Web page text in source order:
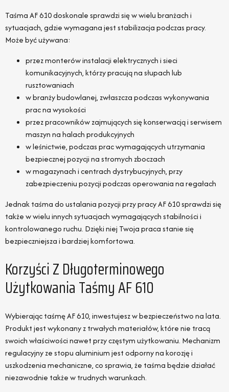
Taśma AF 610 doskonale sprawdzi się w wielu branżach i
sytuacjach, gdzie wymagana jest stabilizacja podczas pracy.
Może być używana:
przez monterów instalacji elektrycznych i sieci
komunikacyjnych, którzy pracują na słupach lub
rusztowaniach
w branży budowlanej, zwłaszcza podczas wykonywania
prac na wysokości
przez pracowników zajmujących się konserwacją i serwisem
maszyn na halach produkcyjnych
w leśnictwie, podczas prac wymagających utrzymania
bezpiecznej pozycji na stromych zboczach
w magazynach i centrach dystrybucyjnych, przy
zabezpieczeniu pozycji podczas operowania na regałach
Jednak taśma do ustalania pozycji przy pracy AF 610 sprawdzi się
także w wielu innych sytuacjach wymagających stabilności i
kontrolowanego ruchu. Dzięki niej Twoja praca stanie się
bezpieczniejsza i bardziej komfortowa.
Korzyści Z Długoterminowego
Użytkowania Taśmy AF 610
Wybierając taśmę AF 610, inwestujesz w bezpieczeństwo na lata.
Produkt jest wykonany z trwałych materiałów, które nie tracą
swoich właściwości nawet przy częstym użytkowaniu. Mechanizm
regulacyjny ze stopu aluminium jest odporny na korozję i
uszkodzenia mechaniczne, co sprawia, że taśma będzie działać
niezawodnie także w trudnych warunkach.